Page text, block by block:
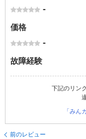
-
価格
-
故障経験
下記のリン
「みん
前のレビュー